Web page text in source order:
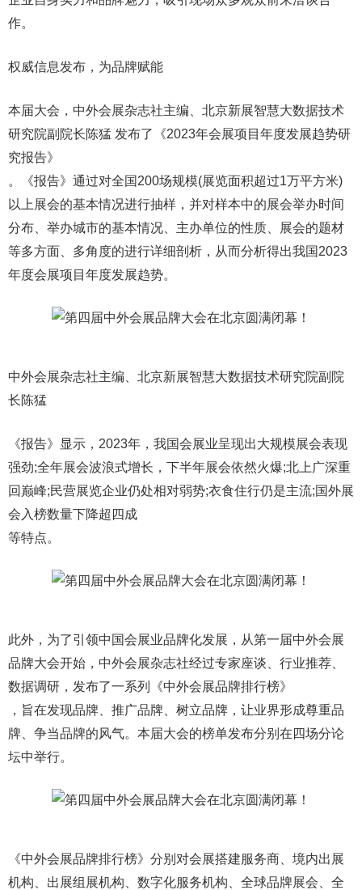
作。
权威信息发布，为品牌赋能
本届大会，中外会展杂志社主编、北京新展智慧大数据技术
研究院副院长陈猛 发布了《2023年会展项目年度发展趋势研
究报告》
。《报告》通过对全国200场规模(展览面积超过1万平方米)
以上展会的基本情况进行抽样，并对样本中的展会举办时间
分布、举办城市的基本情况、主办单位的性质、展会的题材
等多方面、多角度的进行详细剖析，从而分析得出我国2023
年度会展项目年度发展趋势。
中外会展杂志社主编、北京新展智慧大数据技术研究院副院
长陈猛
《报告》显示，2023年，我国会展业呈现出大规模展会表现
强劲;全年展会波浪式增长，下半年展会依然火爆;北上广深重
回巅峰;民营展览企业仍处相对弱势;衣食住行仍是主流;国外展
会入榜数量下降超四成
等特点。
此外，为了引领中国会展业品牌化发展，从第一届中外会展
品牌大会开始，中外会展杂志社经过专家座谈、行业推荐、
数据调研，发布了一系列《中外会展品牌排行榜》
，旨在发现品牌、推广品牌、树立品牌，让业界形成尊重品
牌、争当品牌的风气。本届大会的榜单发布分别在四场分论
坛中举行。
《中外会展品牌排行榜》分别对会展搭建服务商、境内出展
机构、出展组展机构、数字化服务机构、全球品牌展会、全